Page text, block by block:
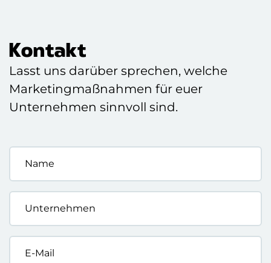
Kontakt
Lasst uns darüber sprechen, welche
Marketingmaßnahmen für euer
Unternehmen sinnvoll sind.
Name
Unternehmen
E-
Mail